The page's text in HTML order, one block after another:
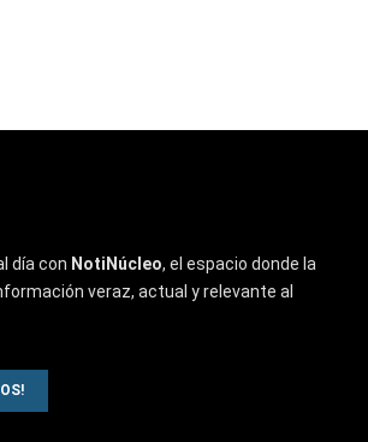
día con NotiNúcleo, el espacio donde la
veraz, actual y relevante al